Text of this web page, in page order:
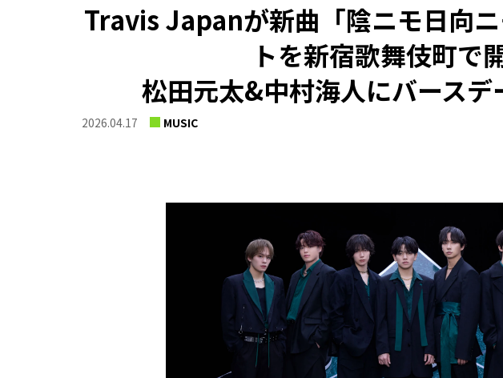
Travis Japanが新曲「陰ニモ日向
トを新宿歌舞伎町で
松田元太&中村海人にバースデ
2026.04.17 MUSIC